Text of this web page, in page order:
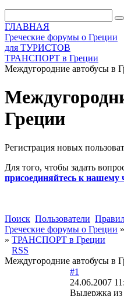
ГЛАВНАЯ
Греческие форумы о Греции
для ТУРИСТОВ
ТРАНСПОРТ в Греции
Междугородние автобусы в
Греции
Регистрация новых
Для того, чтобы задать
присоединяйтесь к нашему
Поиск Пользователи
Греческие форумы о Греции »
» ТРАНСПОРТ в Греции
RSS
Междугородние автобусы в
#1
24.06.2007
Выдержка из